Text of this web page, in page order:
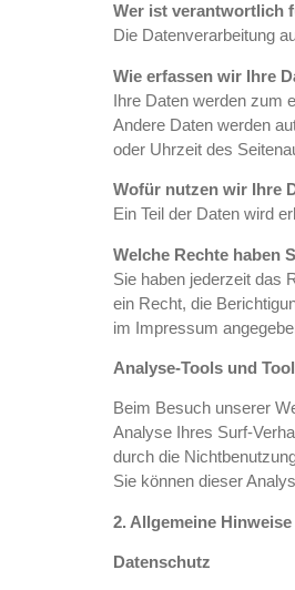
Wer ist verantwortlich
Die Datenverarbeitung
Wie erfassen wir Ihre
Ihre Daten werden zum
Andere Daten werden
oder Uhrzeit des
Wofür nutzen wir Ihre
Ein Teil der Daten wird
Welche Rechte haben
Sie haben jederzeit das
ein Recht, die
im Impressum
Analyse-Tools und
Beim Besuch unserer
Analyse Ihres Surf-
durch die
Sie können dieser
2. Allgemeine
Datenschutz